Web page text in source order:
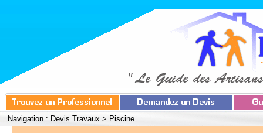
Navigation : Devis Travaux > Piscine